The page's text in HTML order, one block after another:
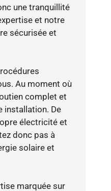
une tranquillité
et notre
sécurisée et
Au moment où
complet et
installation. De
électricité et
donc pas à
solaire et
marquée sur